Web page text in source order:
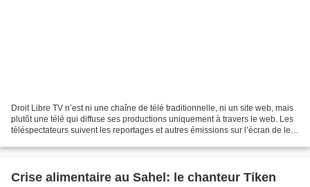
Droit Libre TV n’est ni une chaîne de télé traditionnelle, ni un site web, mais
plutôt une télé qui diffuse ses productions uniquement à travers le web. Les
téléspectateurs suivent les reportages et autres émissions sur l’écran de leur
Crise alimentaire au Sahel: le chanteur Tiken